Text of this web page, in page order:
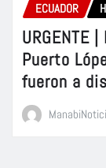
ECUADOR
URGENTE
Puerto
fueron a